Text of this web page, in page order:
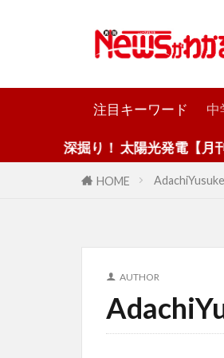
注目キーワード 中
深掘り！ 太陽光発電【月刊News
HOME
AUTHOR